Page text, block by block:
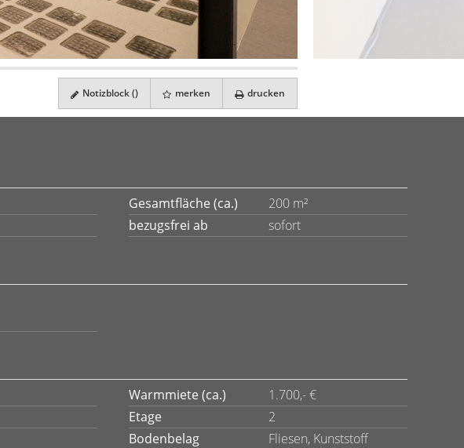
Notizblock () merken drucken
Gesamtfläche (ca.)
200 m²
bezugsfrei ab sofort
Warmmiete (ca.)
1.700,- €
Etage
2
Bodenbelag
Fliesen, Kunststoff